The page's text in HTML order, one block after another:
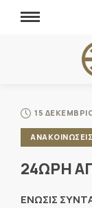
15
ΑΝΑΚΟΙΝΩΣΕΙΣ
24ΩΡΗ
ΕΝΩΣΙΣ